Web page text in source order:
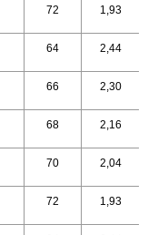
72 1,93
64 2,44
66 2,30
68 2,16
70 2,04
72 1,93